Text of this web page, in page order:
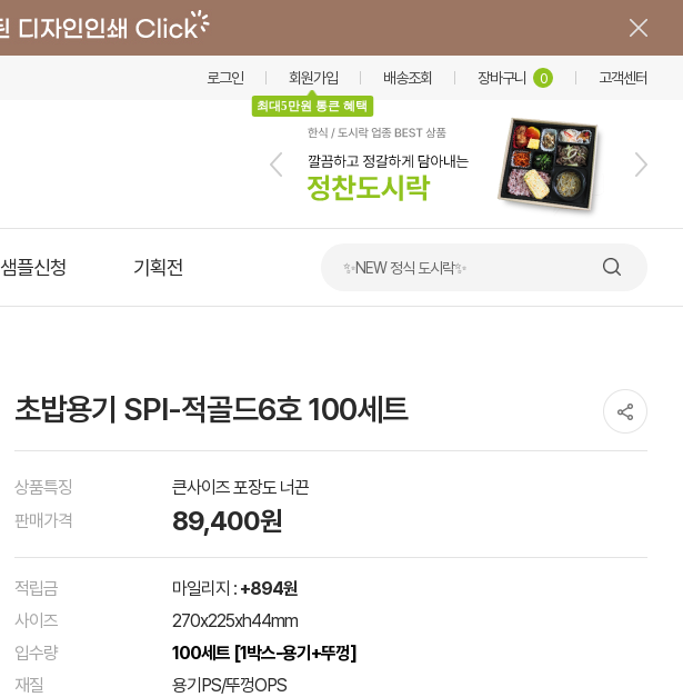
로그인 회원가입
최대5만원 통큰 혜택
배송조회 장바구니 0 고객센터
샘플신청 기획전 ✨NEW 정식 도시락✨
초밥용기 SPI-적골드6호 100세트
상품특징
큰사이즈 포장도 너끈
판매가격
89,400원
적립금 마일리지 : +894원
사이즈
270x225xh44mm
입수량
100세트 [1박스-용기+뚜껑]
재질
용기PS/뚜껑OPS